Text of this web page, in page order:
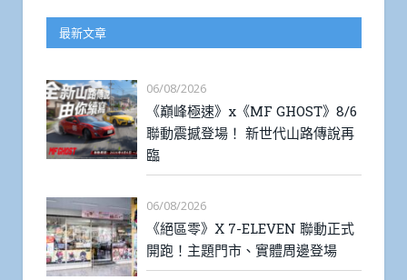
最新文章
06/08/2026
《巔峰極速》x《MF GHOST》8/6
聯動震撼登場！ 新世代山路傳說再
臨
06/08/2026
《絕區零》X 7-ELEVEN 聯動正式
開跑！主題門市、實體周邊登場